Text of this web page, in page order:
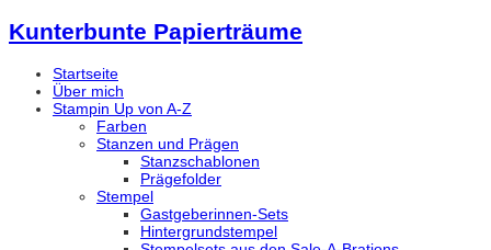
Kunterbunte Papierträume
Startseite
Über mich
Stampin Up von A-Z
Farben
Stanzen und Prägen
Stanzschablonen
Prägefolder
Stempel
Gastgeberinnen-Sets
Hintergrundstempel